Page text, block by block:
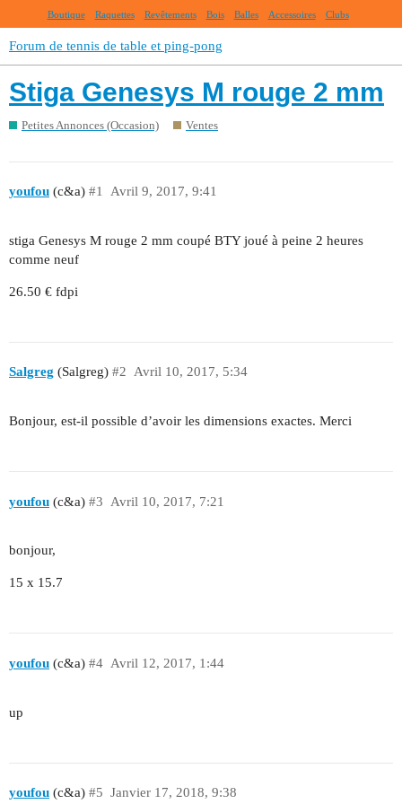
Boutique Raquettes Revêtements Bois Balles Accessoires Clubs
Forum de tennis de table et ping-pong
Stiga Genesys M rouge 2 mm
Petites Annonces (Occasion) Ventes
youfou (c&a) Avril 9, 2017, 9:41
#1
stiga Genesys M rouge 2 mm coupé BTY joué à peine 2 heures
comme neuf
26.50 € fdpi
Salgreg (Salgreg) Avril 10, 2017, 5:34
#2
Bonjour, est-il possible d’avoir les dimensions exactes. Merci
youfou (c&a) Avril 10, 2017, 7:21
#3
bonjour,
15 x 15.7
youfou (c&a) Avril 12, 2017, 1:44
#4
up
youfou (c&a) Janvier 17, 2018, 9:38
#5